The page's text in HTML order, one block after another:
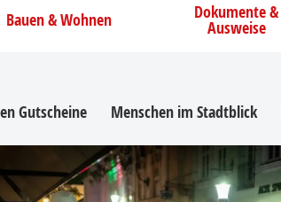
Bauen & Wohnen Dokumente &
Ausweise
Gutscheine Menschen im Stadtblick